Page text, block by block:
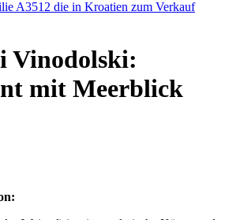
Vinodolski:
mit Meerblick